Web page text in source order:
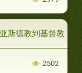
斯德教到基督教
2502